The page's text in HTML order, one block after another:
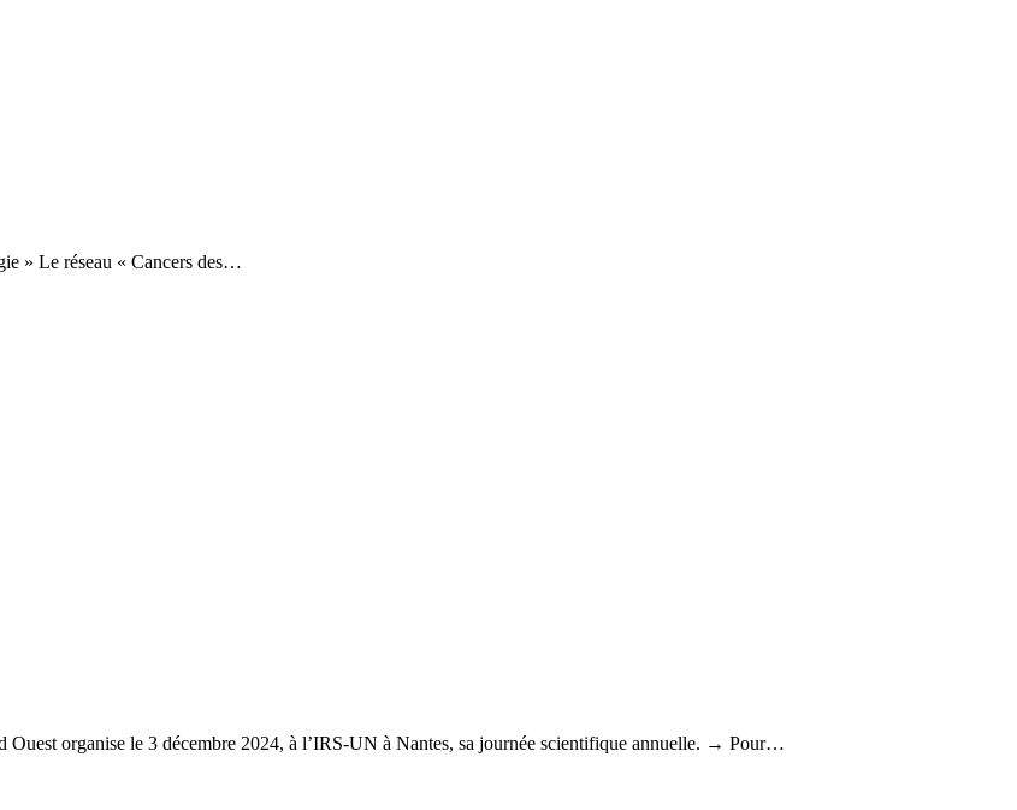
» Le réseau « Cancers des…
Ouest organise le 3 décembre 2024, à l’IRS-UN à Nantes, sa journée scientifique annuelle. → Pour…